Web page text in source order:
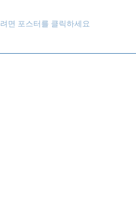
면 포스터를 클릭하세요